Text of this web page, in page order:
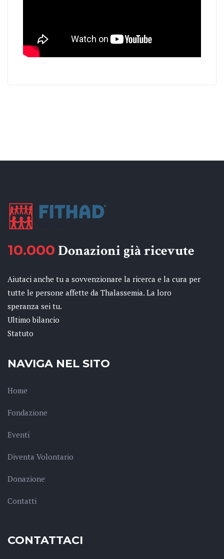
10.000 Donazioni già ricevute
Aiutaci anche tu a sovvenzionare la ricerca e la cura per
tutte le persone affette da Thalassemia. La loro
speranza sei tu.
Ultimo bilancio
Statuto
NAVIGA NEL SITO
Home
Fondazione
Eventi
Diventa Volontario
Donazione
Contatti
CONTATTACI